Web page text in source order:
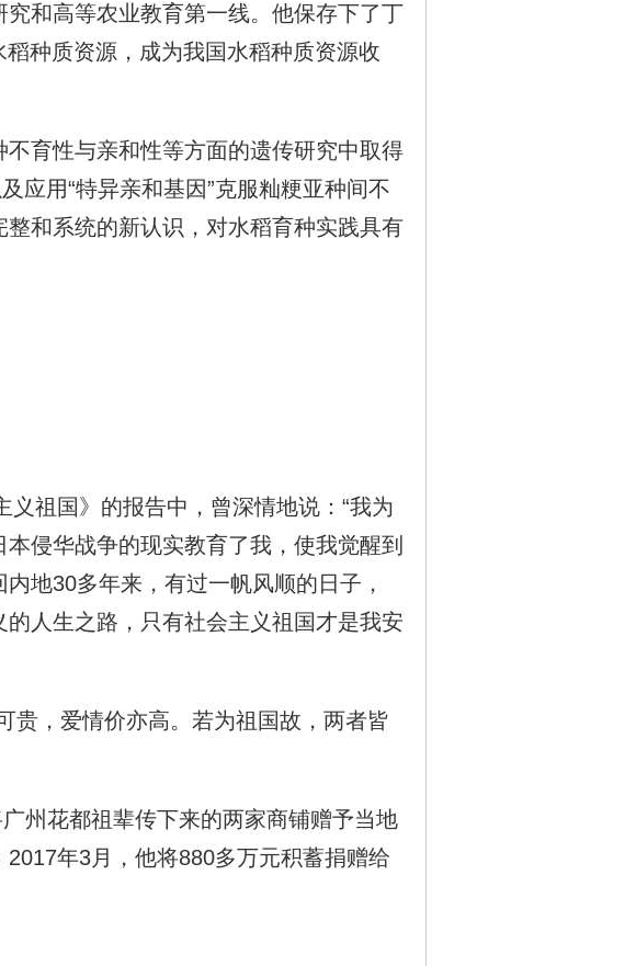
和高等农业教育第一线。他保存下了丁
种质资源，成为我国水稻种质资源收
育性与亲和性等方面的遗传研究中取得
应用“特异亲和基因”克服籼粳亚种间不
和系统的新认识，对水稻育种实践具有
祖国》的报告中，曾深情地说：“我为
侵华战争的现实教育了我，使我觉醒到
地30多年来，有过一帆风顺的日子，
人生之路，只有社会主义祖国才是我安
，爱情价亦高。若为祖国故，两者皆
花都祖辈传下来的两家商铺赠予当地
年3月，他将880多万元积蓄捐赠给